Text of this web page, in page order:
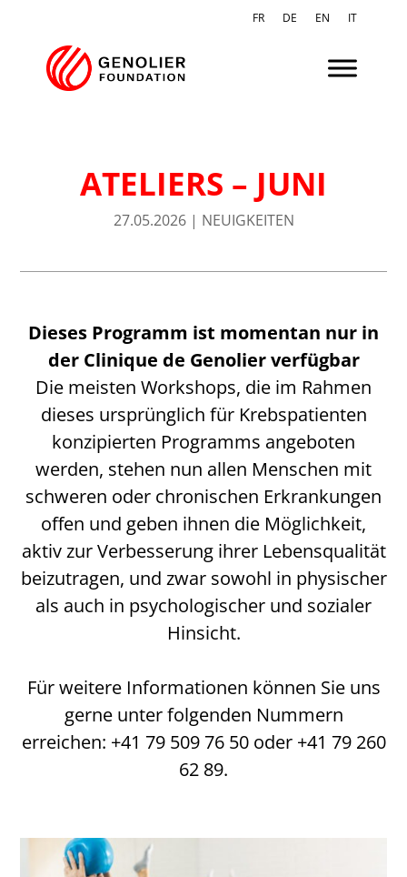
FR DE EN IT
ATELIERS – JUNI
27.05.2026| NEUIGKEITEN
Dieses Programm ist momentan nur in
der Clinique de Genolier verfügbar
Die meisten Workshops, die im Rahmen
dieses ursprünglich für Krebspatienten
konzipierten Programms angeboten
werden, stehen nun allen Menschen mit
schweren oder chronischen Erkrankungen
offen und geben ihnen die Möglichkeit,
aktiv zur Verbesserung ihrer Lebensqualität
beizutragen, und zwar sowohl in physischer
als auch in psychologischer und sozialer
Hinsicht.
Für weitere Informationen können Sie uns
gerne unter folgenden Nummern
erreichen: +41 79 509 76 50 oder +41 79 260
62 89.